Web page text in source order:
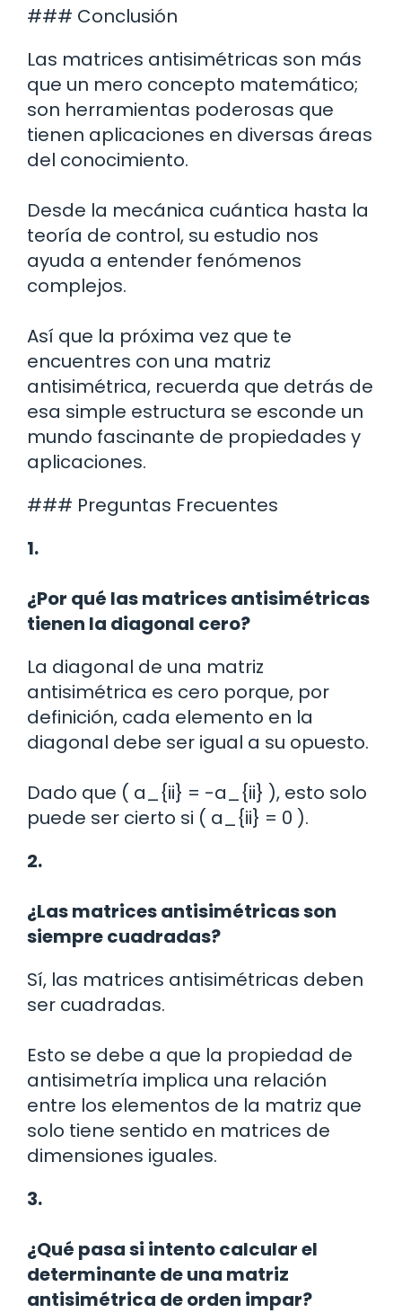
### Conclusión
Las matrices antisimétricas son más
que un mero concepto matemático;
son herramientas poderosas que
tienen aplicaciones en diversas áreas
del conocimiento.
Desde la mecánica cuántica hasta la
teoría de control, su estudio nos
ayuda a entender fenómenos
complejos.
Así que la próxima vez que te
encuentres con una matriz
antisimétrica, recuerda que detrás de
esa simple estructura se esconde un
mundo fascinante de propiedades y
aplicaciones.
### Preguntas Frecuentes
1.
¿Por qué las matrices antisimétricas
tienen la diagonal cero?
La diagonal de una matriz
antisimétrica es cero porque, por
definición, cada elemento en la
diagonal debe ser igual a su opuesto.
Dado que ( a_{ii} = -a_{ii} ), esto solo
puede ser cierto si ( a_{ii} = 0 ).
2.
¿Las matrices antisimétricas son
siempre cuadradas?
Sí, las matrices antisimétricas deben
ser cuadradas.
Esto se debe a que la propiedad de
antisimetría implica una relación
entre los elementos de la matriz que
solo tiene sentido en matrices de
dimensiones iguales.
3.
¿Qué pasa si intento calcular el
determinante de una matriz
antisimétrica de orden impar?